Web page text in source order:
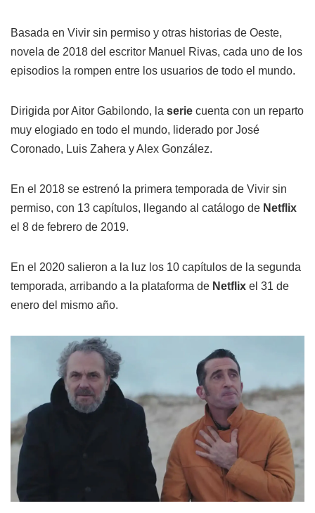
Basada en Vivir sin permiso y otras historias de Oeste,
novela de 2018 del escritor Manuel Rivas, cada uno de los
episodios la rompen entre los usuarios de todo el mundo.
Dirigida por Aitor Gabilondo, la serie cuenta con un reparto
muy elogiado en todo el mundo, liderado por José
Coronado, Luis Zahera y Alex González.
En el 2018 se estrenó la primera temporada de Vivir sin
permiso, con 13 capítulos, llegando al catálogo de Netflix
el 8 de febrero de 2019.
En el 2020 salieron a la luz los 10 capítulos de la segunda
temporada, arribando a la plataforma de Netflix el 31 de
enero del mismo año.